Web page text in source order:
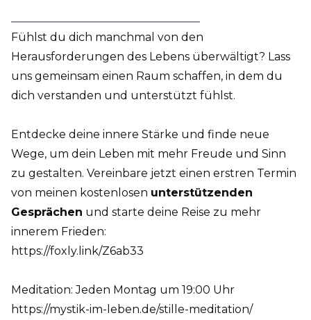
Fühlst du dich manchmal von den
Herausforderungen des Lebens überwältigt? Lass
uns gemeinsam einen Raum schaffen, in dem du
dich verstanden und unterstützt fühlst.
Entdecke deine innere Stärke und finde neue
Wege, um dein Leben mit mehr Freude und Sinn
zu gestalten. Vereinbare jetzt einen erstren Termin
von meinen kostenlosen unterstützenden
Gesprächen und starte deine Reise zu mehr
innerem Frieden:
https://foxly.link/Z6ab33
‍️Meditation: Jeden Montag um 19:00 Uhr
https://mystik-im-leben.de/stille-meditation/